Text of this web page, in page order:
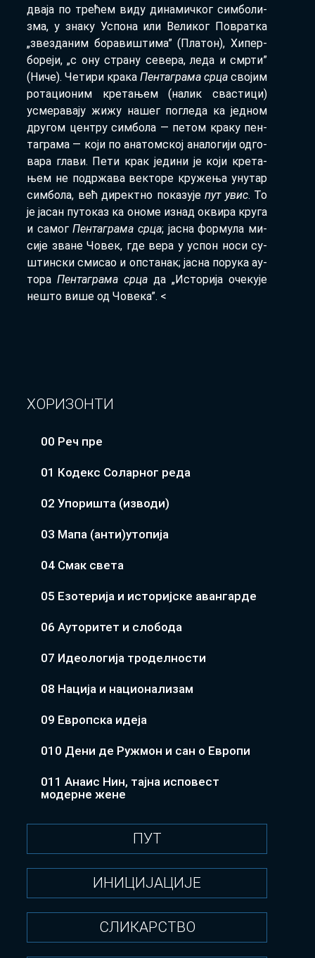
два­ја по тре­ћем ви­ду ди­на­мич­ког сим­бо­ли­
зма, у зна­ку Успо­на или Ве­ли­ког По­врат­ка
„зве­зда­ним бо­ра­ви­шти­ма” (Пла­тон), Хи­пер­
бо­ре­ји, „с ону стра­ну се­ве­ра, ле­да и смр­ти”
(Ни­че). Че­ти­ри кра­ка Пен­та­гра­ма ср­ца сво­јим
ро­та­ци­о­ним кре­та­њем (на­лик сва­сти­ци)
усме­ра­ва­ју жи­жу на­шег по­гле­да ка јед­ном
дру­гом цен­тру сим­бо­ла — пе­том кра­ку пен­
та­гра­ма — ко­ји по ана­том­ској ана­ло­ги­ји од­го­
ва­ра гла­ви. Пе­ти крак је­ди­ни је ко­ји кре­та­
њем не по­др­жа­ва век­то­ре кру­же­ња уну­тар
сим­бо­ла, већ ди­рект­но по­ка­зу­је пут увис. То
је ја­сан пу­то­каз ка оно­ме из­над окви­ра кру­га
и са­могПен­та­гра­ма ср­ца; ја­сна фор­му­ла ми­
си­је зва­не Чо­век, где ве­ра у успон но­си су­
штин­ски сми­сао и оп­ста­нак; ја­сна по­ру­ка ау­
то­ра Пен­та­гра­ма ср­ца да „Исто­ри­ја оче­ку­је
не­што ви­ше од Чо­ве­ка”. <
ХОРИЗОНТИ
00 Реч пре
01 Кодекс Соларног реда
02 Упоришта (изводи)
03 Мапа (анти)утопија
04 Смак света
05 Езотерија и историјске авангарде
06 Ауторитет и слобода
07 Идеологија троделности
08 Нација и национализам
09 Европска идеја
010 Дени де Ружмон и сан о Европи
011 Анаис Нин, тајна исповест
модерне жене
ПУТ
ИНИЦИЈАЦИЈЕ
СЛИКАРСТВО